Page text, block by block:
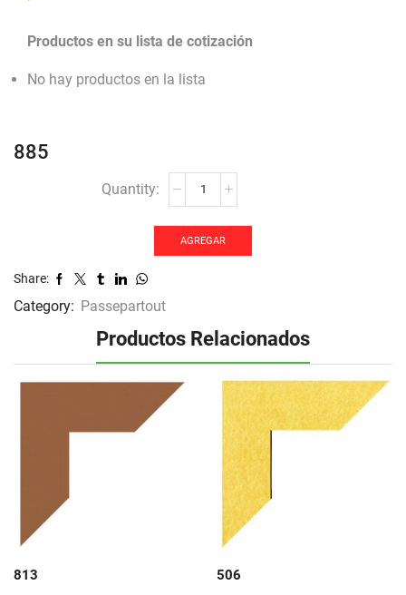
Productos en su lista de cotización
No hay productos en la lista
885
AGREGAR
Share:
Category: Passepartout
Productos Relacionados
813 506